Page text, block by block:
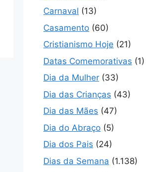
Carnaval (13)
Casamento (60)
Cristianismo Hoje (21)
Datas Comemorativas (1)
Dia da Mulher (33)
Dia das Crianças (43)
Dia das Mães (47)
Dia do Abraço (5)
Dia dos Pais (24)
Dias da Semana (1.138)